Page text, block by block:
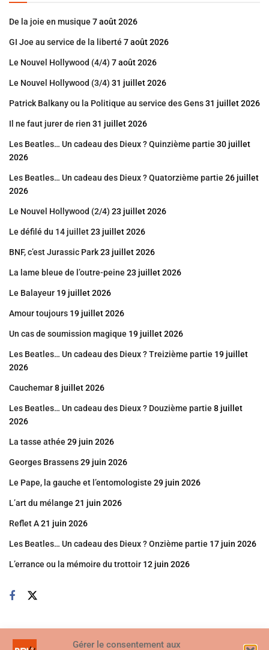
Gérer le consentement aux
De la joie en musique 7 août 2026
GI Joe au service de la liberté 7 août 2026
Le Nouvel Hollywood (4/4) 7 août 2026
Le Nouvel Hollywood (3/4) 31 juillet 2026
Patrick Balkany ou la Politique au service des Gens31 juillet 2026
Il ne faut jurer de rien 31 juillet 2026
Les Beatles… Un cadeau des Dieux ? Quinzième partie 30 juillet
2026
Les Beatles… Un cadeau des Dieux ? Quatorzième partie 26 juillet
2026
Le Nouvel Hollywood (2/4) 23 juillet 2026
Le défilé du 14 juillet23 juillet 2026
BNF, c’est Jurassic Park23 juillet 2026
La lame bleue de l’outre-peine 23 juillet 2026
Le Balayeur 19 juillet 2026
Amour toujours 19 juillet 2026
Un cas de soumission magique 19 juillet 2026
Les Beatles… Un cadeau des Dieux ? Treizième partie 19 juillet
2026
Cauchemar8 juillet 2026
Les Beatles… Un cadeau des Dieux ? Douzième partie 8 juillet
2026
La tasse athée 29 juin 2026
Georges Brassens29 juin 2026
Le Pape, la gauche et l’entomologiste 29 juin 2026
L’art du mélange 21 juin 2026
Reflet A21 juin 2026
Les Beatles… Un cadeau des Dieux ? Onzième partie 17 juin 2026
L’errance ou la mémoire du trottoir 12 juin 2026